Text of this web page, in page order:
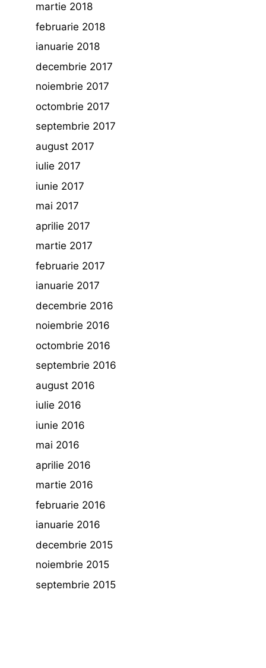
martie 2018
februarie 2018
ianuarie 2018
decembrie 2017
noiembrie 2017
octombrie 2017
septembrie 2017
august 2017
iulie 2017
iunie 2017
mai 2017
aprilie 2017
martie 2017
februarie 2017
ianuarie 2017
decembrie 2016
noiembrie 2016
octombrie 2016
septembrie 2016
august 2016
iulie 2016
iunie 2016
mai 2016
aprilie 2016
martie 2016
februarie 2016
ianuarie 2016
decembrie 2015
noiembrie 2015
septembrie 2015